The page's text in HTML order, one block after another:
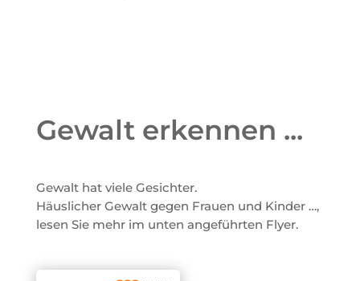
Gewalt erkennen ...
Gewalt hat viele Gesichter.
Häuslicher Gewalt gegen Frauen und Kinder …,
lesen Sie mehr im unten angeführten Flyer.